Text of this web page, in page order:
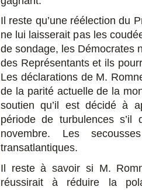
Il reste qu’une réélection du
ne lui laisserait pas les
de sondage, les Démocrates
des Représentants et ils
Les déclarations de M.
de la parité actuelle de la
soutien qu’il est décidé à
période de turbulences
novembre. Les
transatlantiques.
Il reste à savoir si M.
réussirait à réduire la